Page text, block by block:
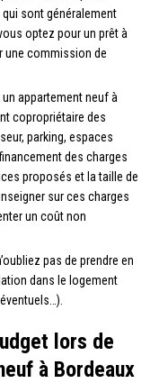
sont généralement
optez pour un prêt à
une commission de
appartement neuf à
copropriétaire des
parking, espaces
des charges
proposés et la taille de
sur ces charges
un coût non
pas de prendre en
dans le logement
lors de
à Bordeaux